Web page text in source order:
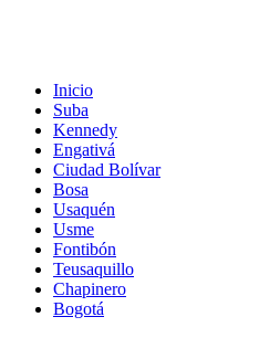
Inicio
Suba
Kennedy
Engativá
Ciudad Bolívar
Bosa
Usaquén
Usme
Fontibón
Teusaquillo
Chapinero
Bogotá